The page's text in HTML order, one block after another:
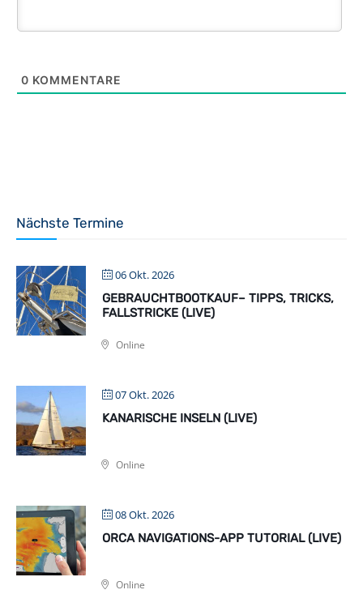
0 KOMMENTARE
Nächste Termine
06 Okt. 2026
GEBRAUCHTBOOTKAUF– TIPPS, TRICKS,
FALLSTRICKE (LIVE)
Online
07 Okt. 2026
KANARISCHE INSELN (LIVE)
Online
08 Okt. 2026
ORCA NAVIGATIONS-APP TUTORIAL (LIVE)
Online